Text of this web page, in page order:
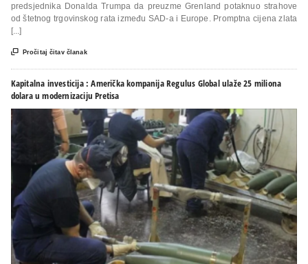
predsjednika Donalda Trumpa da preuzme Grenland potaknuo strahove
od štetnog trgovinskog rata između SAD-a i Europe. Promptna cijena zlata
[...]
 Pročitaj čitav članak
Kapitalna investicija : Američka kompanija Regulus Global ulaže 25 miliona
dolara u modernizaciju Pretisa